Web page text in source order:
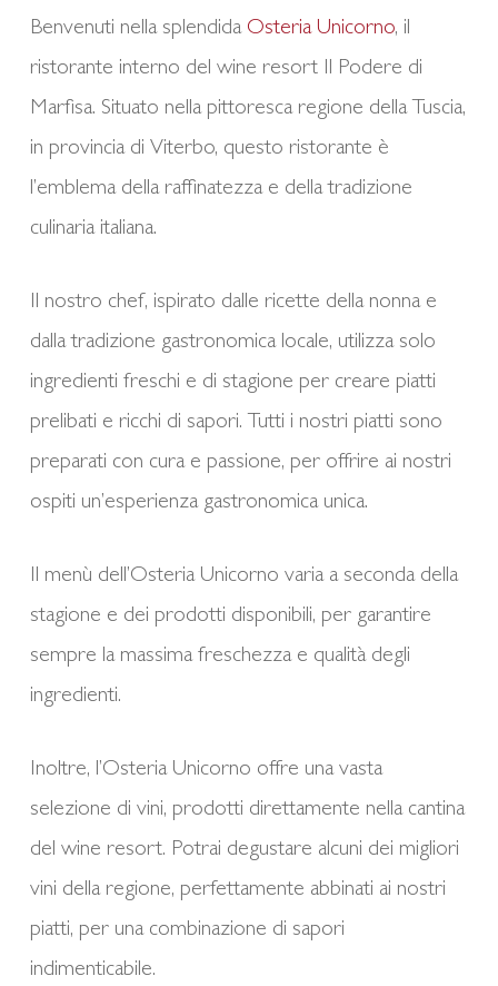
Benvenuti nella splendida Osteria Unicorno, il
ristorante interno del wine resort Il Podere di
Marfisa. Situato nella pittoresca regione della Tuscia,
in provincia di Viterbo, questo ristorante è
l’emblema della raffinatezza e della tradizione
culinaria italiana.
Il nostro chef, ispirato dalle ricette della nonna e
dalla tradizione gastronomica locale, utilizza solo
ingredienti freschi e di stagione per creare piatti
prelibati e ricchi di sapori. Tutti i nostri piatti sono
preparati con cura e passione, per offrire ai nostri
ospiti un’esperienza gastronomica unica.
Il menù dell’Osteria Unicorno varia a seconda della
stagione e dei prodotti disponibili, per garantire
sempre la massima freschezza e qualità degli
ingredienti.
Inoltre, l’Osteria Unicorno offre una vasta
selezione di vini, prodotti direttamente nella cantina
del wine resort. Potrai degustare alcuni dei migliori
vini della regione, perfettamente abbinati ai nostri
piatti, per una combinazione di sapori
indimenticabile.